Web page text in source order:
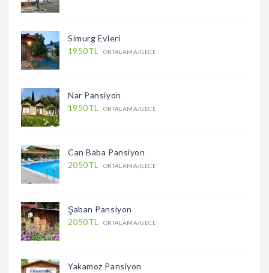
Simurg Evleri
1950TL
ORTALAMA/GECE
Nar Pansiyon
1950TL
ORTALAMA/GECE
Can Baba Pansiyon
2050TL
ORTALAMA/GECE
Şaban Pansiyon
2050TL
ORTALAMA/GECE
Yakamoz Pansiyon